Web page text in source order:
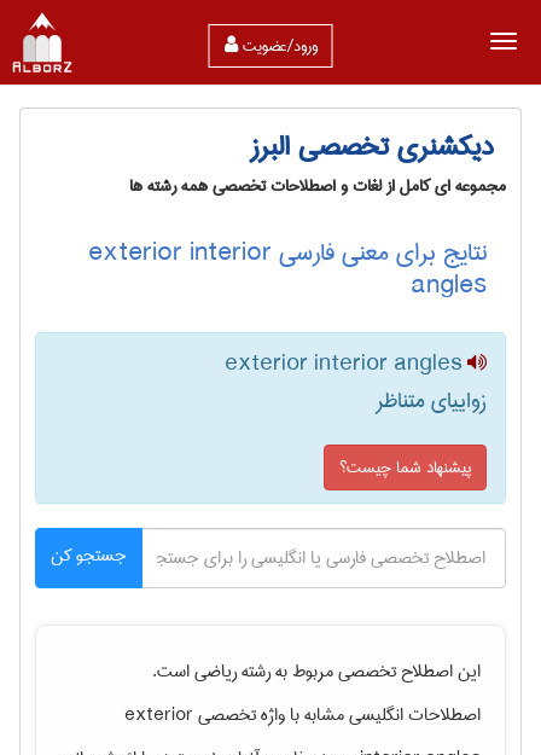
ورود/عضویت
دیکشنری تخصصی البرز
مجموعه ای کامل از لغات و اصطلاحات تخصصی همه رشته ها
نتایج برای معنی فارسی exterior interior
angles
exterior interior angles
زواییای متناظر
پیشنهاد شما چیست؟
جستجو کن
این اصطلاح تخصصی مربوط به رشتهرياضیاست.
اصطلاحات انگلیسی مشابه با واژه تخصصیexterior